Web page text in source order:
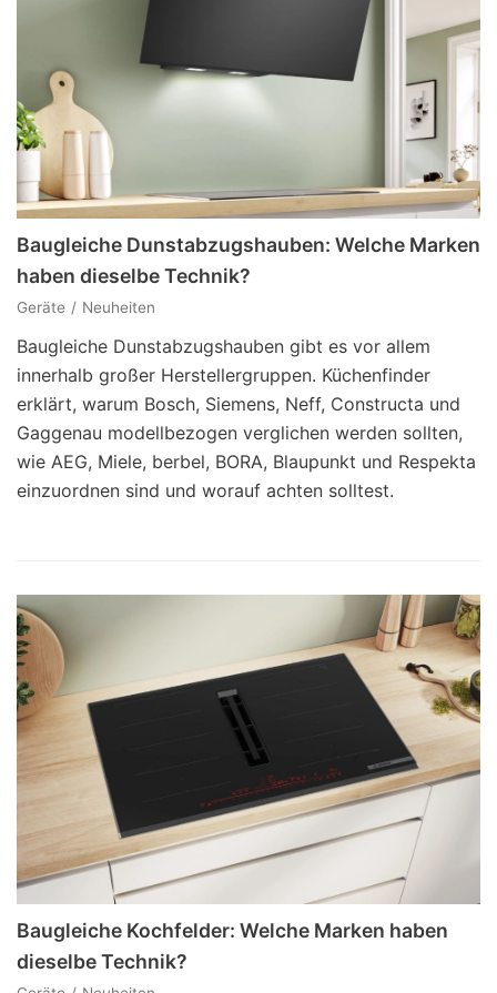
Baugleiche Dunstabzugshauben: Welche Marken
haben dieselbe Technik?
Geräte Neuheiten
Baugleiche Dunstabzugshauben gibt es vor allem
innerhalb großer Herstellergruppen. Küchenfinder
erklärt, warum Bosch, Siemens, Neff, Constructa und
Gaggenau modellbezogen verglichen werden sollten,
wie AEG, Miele, berbel, BORA, Blaupunkt und Respekta
einzuordnen sind und worauf achten solltest.
Baugleiche Kochfelder: Welche Marken haben
dieselbe Technik?